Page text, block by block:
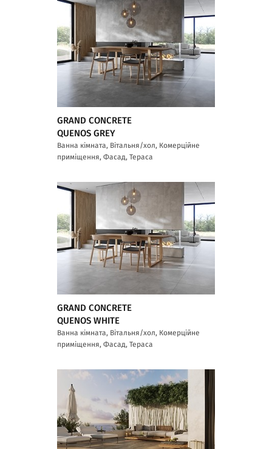
GRAND CONCRETE
QUENOS GREY
Ванна кімната, Вітальня/хол, Комерційне
приміщення, Фасад, Тераса
GRAND CONCRETE
QUENOS WHITE
Ванна кімната, Вітальня/хол, Комерційне
приміщення, Фасад, Тераса